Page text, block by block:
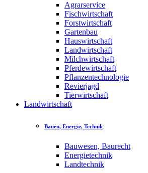
Agrarservice
Fischwirtschaft
Forstwirtschaft
Gartenbau
Hauswirtschaft
Landwirtschaft
Milchwirtschaft
Pferdewirtschaft
Pflanzentechnologie
Revierjagd
Tierwirtschaft
Landwirtschaft
Bauen, Energie, Technik
Bauwesen, Baurecht
Energietechnik
Landtechnik